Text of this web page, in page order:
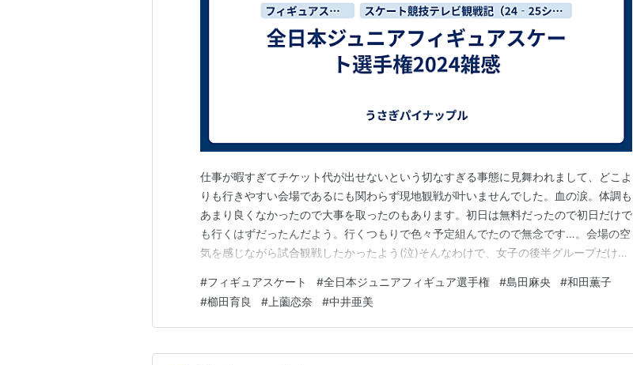
仕事が暇すぎてチケット代が出せないという切なすぎる事態に見舞われまして、どこよ
りも行きやすい会場であるにも関わらず現地観戦が叶いませんでした。血の涙。体調も
あまり良くなかったので大事を取ったのもあります。初日は無料だったので初日だけで
も行くはずだったんだよう。行くつもりで色々予定組んでたので無念です…。会場の空
気を感じながら試合観戦したかったよう(泣)そんなわけで、女子の後半グループだけで
ー 第3グループ 13：中尾歩 とってもいい演技でしたね！表情も動きもとってもイキイ
キしていて、くどくないいい塩梅のエネルギッ…
#フィギュアスケート #全日本ジュニアフィギュア選手権 #島田麻央 #和田薫子
#櫛田育良 #上薗恋奈 #中井亜美